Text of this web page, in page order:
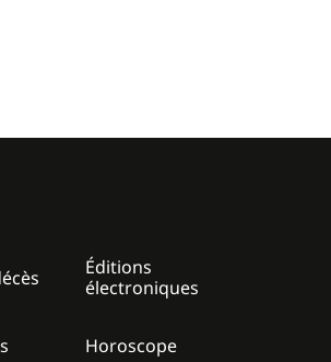
Éditions
électroniques
Horoscope